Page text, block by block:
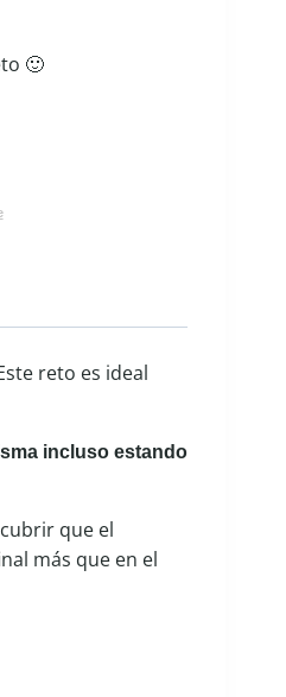
🙂
reto es ideal
incluso estando
que el
más que en el